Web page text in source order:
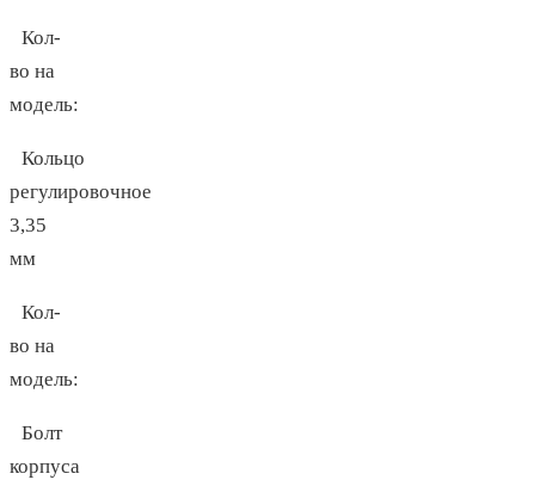
Кол-
во на
модель:
Кольцо
регулировочное
3,35
мм
Кол-
во на
модель:
Болт
корпуса